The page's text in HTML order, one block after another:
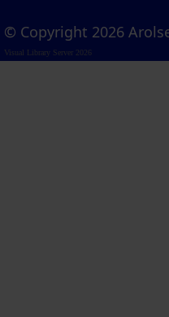
© Copyright 2026
Visual Library Server 2026